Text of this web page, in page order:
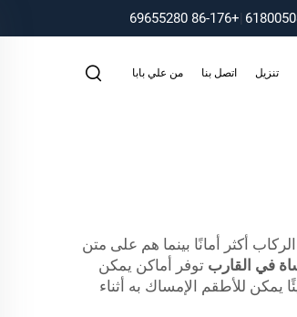
+86-176 69655280
تنزيل اتصل بنا من علي بابا
أكثر أمانًا بينما هم على متن
في القارب توفر أماكن يمكن
يمكن للأطقم الإمساك به أثناء